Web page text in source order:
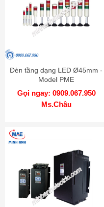
Đèn tầng dạng LED Ø45mm -
Model PME
Gọi ngay: 0909.067.950
Ms.Châu